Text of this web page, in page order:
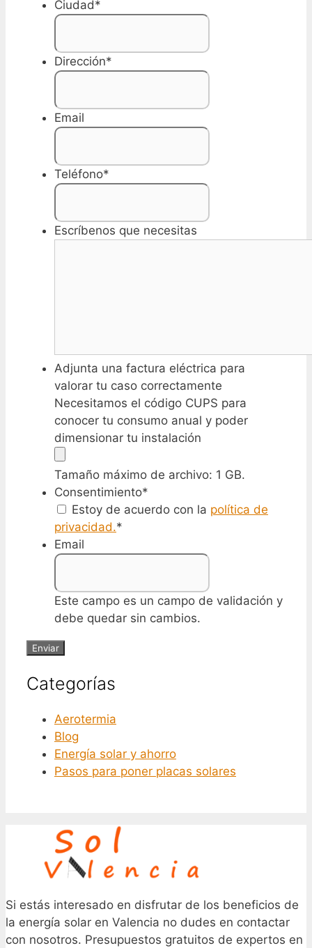
Ciudad*
Dirección*
Email
Teléfono*
Escríbenos que necesitas
Adjunta una factura eléctrica para
valorar tu caso correctamente
Necesitamos el código CUPS para
conocer tu consumo anual y poder
dimensionar tu instalación
Tamaño máximo de archivo: 1 GB.
Consentimiento*
Estoy de acuerdo con la política de
privacidad.*
Email
Este campo es un campo de validación y
debe quedar sin cambios.
Categorías
Aerotermia
Blog
Energía solar y ahorro
Pasos para poner placas solares
Si estás interesado en disfrutar de los beneficios de
la energía solar en Valencia no dudes en contactar
con nosotros. Presupuestos gratuitos de expertos en